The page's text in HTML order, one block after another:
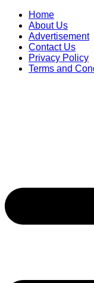
Skip
content
Home
About Us
Advertisement
Contact Us
Privacy Policy
Terms and